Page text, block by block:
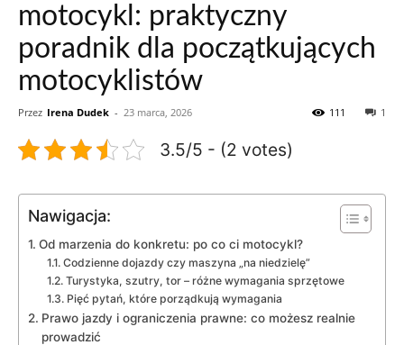
motocykl: praktyczny
poradnik dla początkujących
motocyklistów
Przez Irena Dudek - 23 marca, 2026 1
111
3.5/5 - (2 votes)
Nawigacja:
Od marzenia do konkretu: po co ci motocykl?
Codzienne dojazdy czy maszyna „na niedzielę”
Turystyka, szutry, tor – różne wymagania sprzętowe
Pięć pytań, które porządkują wymagania
Prawo jazdy i ograniczenia prawne: co możesz realnie
prowadzić